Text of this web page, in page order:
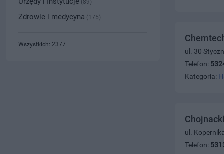
ul. 30
Telefon:
Kategoria:
ul.
Telefon:
Zdrowie i medycyna (175)
Wszystkich: 2377